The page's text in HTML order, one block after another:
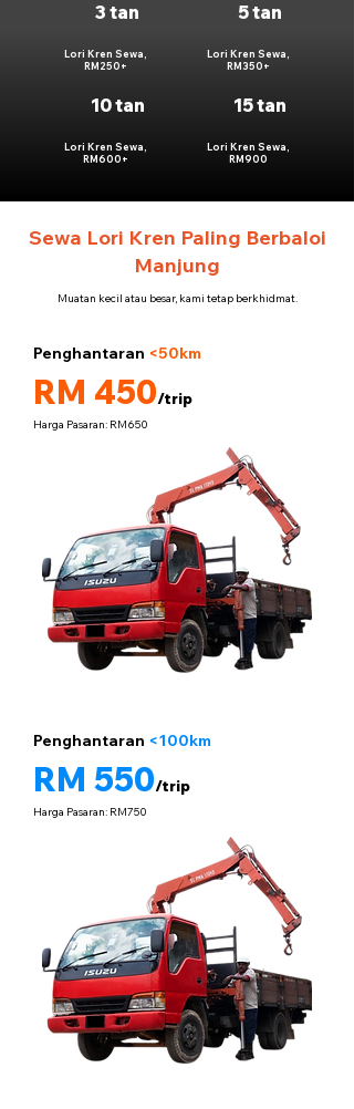
3 tan
Lori Kren Sewa,
RM250+
10 tan
Lori Kren Sewa,
RM600+
5 tan
Lori Kren Sewa,
RM350+
15 tan
Lori Kren Sewa,
RM900
Sewa Lori Kren Paling Berbaloi
Manjung
Muatan kecil atau besar, kami tetap berkhidmat.
Penghantaran <50km
RM 450/trip
Harga Pasaran: RM650
Penghantaran <100km
RM 550/trip
Harga Pasaran: RM750